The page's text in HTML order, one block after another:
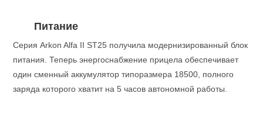
Питание
Серия Arkon Alfa II ST25 получила модернизированный блок
питания. Теперь энергоснабжение прицела обеспечивает
один сменный аккумулятор типоразмера 18500, полного
заряда которого хватит на 5 часов автономной работы.